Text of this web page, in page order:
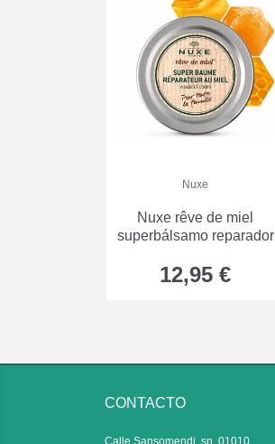
Nuxe
Nuxe rêve de miel
superbálsamo reparador
12,95 €
CONTACTO
Calle Sansomendi, sn, 01010